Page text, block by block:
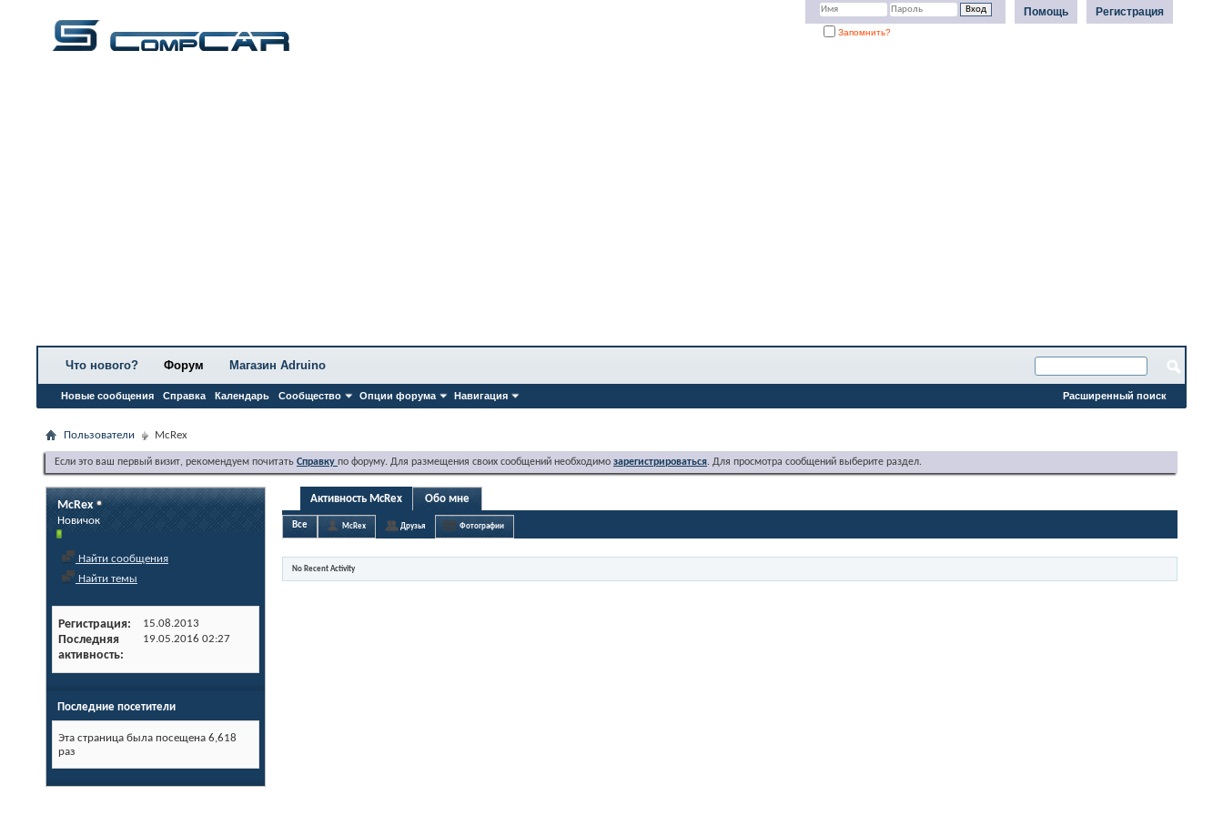
Регистрация
Помощь
Запомнить?
Что нового? Форум
Новые сообщения Справка Календарь Сообщество Опции форума Навигация
Магазин Adruino
Расширенный поиск
Пользователи McRex
Если это ваш первый визит, рекомендуем почитать Справку по форуму. Для размещения своих сообщений необходимо зарегистрироваться. Для просмотра сообщений выберите раздел.
McRex
Новичок
Найти сообщения
Найти темы
Регистрация 15.08.2013
Последняя
активность
19.05.2016 02:27
Последние посетители
Эта страница была посещена 6,618
раз
Активность McRex Обо мне
Все McRex Друзья Фотографии
No Recent Activity